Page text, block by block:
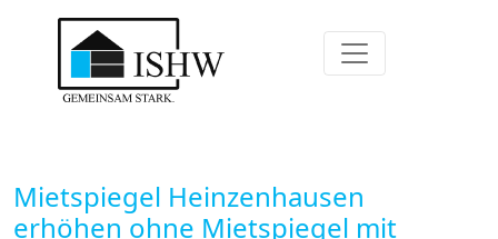
Mietspiegel Heinzenhausen
erhöhen ohne Mietspiegel mit